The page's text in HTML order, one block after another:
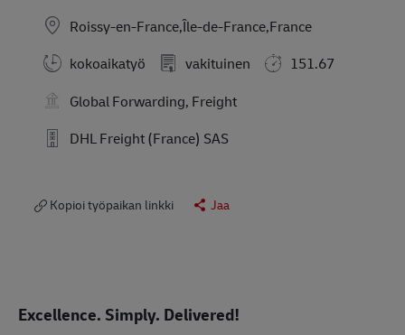
Roissy-en-France,Île-de-France,France
kokoaikatyö
vakituinen
151.67
Global Forwarding, Freight
DHL Freight (France) SAS
Kopioi työpaikan linkki Jaa
Excellence. Simply. Delivered!